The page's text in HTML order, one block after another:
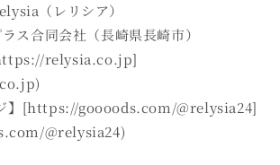
（レリシア）
ラス合同会社（長崎県長崎市）
relysia.co.jp]
】[https://goooods.com/@relysia24]
@relysia24)